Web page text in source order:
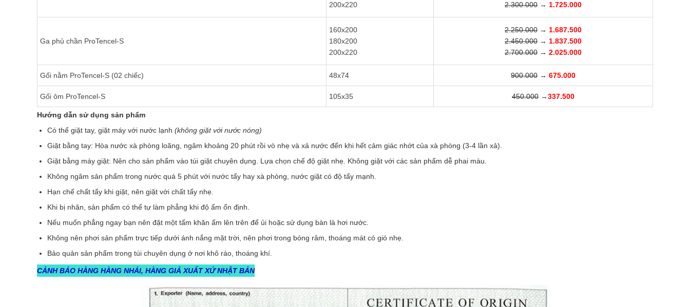
200x220
2.300.000 → 1.725.000
Ga phủ chần ProTencel-S
160x200
180x200
200x220
2.250.000 → 1.687.500
2.450.000 → 1.837.500
2.700.000 → 2.025.000
Gối nằm ProTencel-S (02 chiếc) 48x74 900.000 → 675.000
Gối ôm ProTencel-S 105x35 450.000 →337.500
Hướng dẫn sử dụng sản phẩm
Có thể giặt tay, giặt máy với nước lạnh (không giặt với nước nóng)
​​Giặt bằng tay: Hòa nước xà phòng loãng, ngâm khoảng 20 phút rồi vò nhẹ và xả nước đến khi hết cảm giác nhớt của xà phòng (3-4 lần xả).
Giặt bằng máy giặt: Nên cho sản phẩm vào túi giặt chuyên dụng. Lựa chọn chế độ giặt nhẹ. Không giặt với các sản phẩm dễ phai màu. ​
Không ngâm sản phẩm trong nước quá 5 phút với nước tẩy hay xà phòng, nước giặt có độ tẩy mạnh.
Hạn chế chất tẩy khi giặt, nên giặt với chất tẩy nhẹ.
Khi bị nhăn, sản phẩm có thể tự làm phẳng khi độ ẩm ổn định.
Nếu muốn phẳng ngay bạn nên đặt một tấm khăn ẩm lên trên để ủi hoặc sử dụng bàn là hơi nước.
Không nên phơi sản phẩm trực tiếp dưới ánh nắng mặt trời, nên phơi trong bóng râm, thoáng mát có gió nhẹ.
Bảo quản sản phẩm trong túi chuyên dụng ở nơi khô ráo, thoáng khí.
CẢNH BÁO HÀNG HÀNG NHÁI, HÀNG GIẢ XUẤT XỨ NHẬT BẢN